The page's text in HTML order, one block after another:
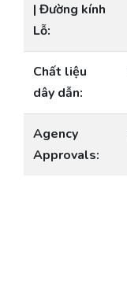
| Đường kính
Lỗ:
Chất liệu
dây dẫn:
Agency
Approvals: